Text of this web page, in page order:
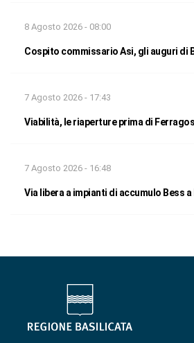
8 Agosto 2026 - 08:00
Cospito commissario Asi, gli auguri di
7 Agosto 2026 - 17:43
Viabilità, le riaperture prima di
7 Agosto 2026 - 16:48
Via libera a impianti di accumulo Bess